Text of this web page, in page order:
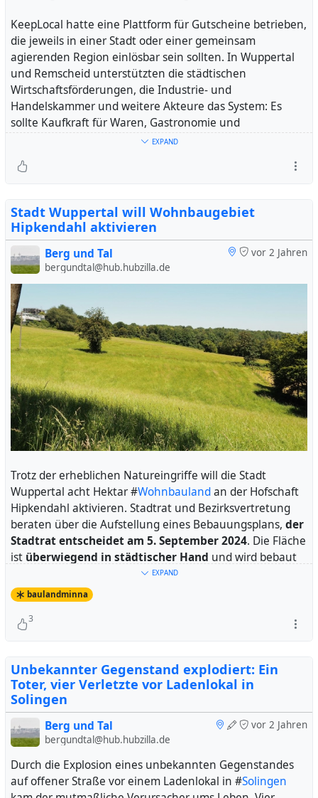
StagiaireMGIMO/Wikimedia Commons, verwendet unter
Creative Commons Attribution-Share Alike 4.0 International
license, Bild skaliert.
#solingen#nonazis#rassismus#rassismustoetet
KeepLocal hatte eine Plattform für Gutscheine betrieben,
die jeweils in einer Stadt oder einer gemeinsam
agierenden Region einlösbar sein sollten. In Wuppertal
und Remscheid unterstützten die städtischen
Wirtschaftsförderungen, die Industrie- und
Handelskammer und weitere Akteure das System: Es
sollte Kaufkraft für Waren, Gastronomie und
Dienstleistungen in den Städten binden. Solingen hat ein
Insolvenzverfahren statt. Der frühere Geschäftsführer
muss die Firma abwickeln. Er hat angekündigt: Er werde
voraussichtlich bis Ende August 2024 auf der
Internetseite keeplocal.de Einzelheiten bekannt geben.
Unter der Adresse befindet sich derzeit eine veraltete
Pressemitteilung.
#wuppertal#remscheid
#stadtgutschein
EXPAND
Stadt Wuppertal will Wohnbaugebiet
Hipkendahl aktivieren
vor 2 Jahren
Berg und Tal
bergundtal@hub.hubzilla.de
Trotz der erheblichen Natureingriffe will die Stadt
Wuppertal acht Hektar #Wohnbaulandan der Hofschaft
Hipkendahl aktivieren. Stadtrat und Bezirksvertretung
beraten über die Aufstellung eines Bebauungsplans, der
Stadtrat entscheidet am 5. September 2024. Die Fläche
ist überwiegend in städtischer Hand und wird bebaut
mehr als 17,5 Millionen Euro wert
Das Grundstück liegt teils
streng geschützten #
benachbart zu
Initiativen im Internet:
-Bürgerinitiative Pro-Natur-Hippkendahl
- Petition auf change.org
Landschaftsschutzgebiet Hipkendahl
Die Fläche auf der anklick- und zoombaren Karte von
Berg und Tal zur Flächenentwicklung:
Geplantes
EXPAND
baulandminna
3
Unbekannter Gegenstand explodiert: Ein
Toter, vier Verletzte vor Ladenlokal in
Solingen
vor 2 Jahren
Berg und Tal
bergundtal@hub.hubzilla.de
Durch die Explosion eines unbekannten Gegenstandes
auf offener Straße vor einem Ladenlokal in #Solingen